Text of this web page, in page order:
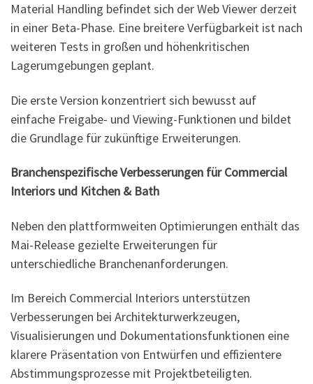
Material Handling befindet sich der Web Viewer derzeit
in einer Beta-Phase. Eine breitere Verfügbarkeit ist nach
weiteren Tests in großen und höhenkritischen
Lagerumgebungen geplant.
Die erste Version konzentriert sich bewusst auf
einfache Freigabe- und Viewing-Funktionen und bildet
die Grundlage für zukünftige Erweiterungen.
Branchenspezifische Verbesserungen für Commercial
Interiors und Kitchen & Bath
Neben den plattformweiten Optimierungen enthält das
Mai-Release gezielte Erweiterungen für
unterschiedliche Branchenanforderungen.
Im Bereich Commercial Interiors unterstützen
Verbesserungen bei Architekturwerkzeugen,
Visualisierungen und Dokumentationsfunktionen eine
klarere Präsentation von Entwürfen und effizientere
Abstimmungsprozesse mit Projektbeteiligten.